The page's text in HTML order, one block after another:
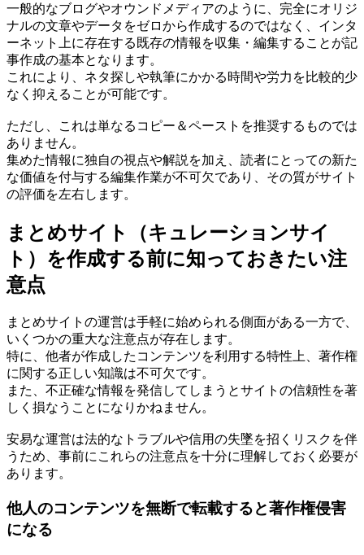
一般的なブログやオウンドメディアのように、完全にオリジ
ナルの文章やデータをゼロから作成するのではなく、インタ
ーネット上に存在する既存の情報を収集・編集することが記
事作成の基本となります。
これにより、ネタ探しや執筆にかかる時間や労力を比較的少
なく抑えることが可能です。
ただし、これは単なるコピー＆ペーストを推奨するものでは
ありません。
集めた情報に独自の視点や解説を加え、読者にとっての新た
な価値を付与する編集作業が不可欠であり、その質がサイト
の評価を左右します。
まとめサイト（キュレーションサイ
ト）を作成する前に知っておきたい注
意点
まとめサイトの運営は手軽に始められる側面がある一方で、
いくつかの重大な注意点が存在します。
特に、他者が作成したコンテンツを利用する特性上、著作権
に関する正しい知識は不可欠です。
また、不正確な情報を発信してしまうとサイトの信頼性を著
しく損なうことになりかねません。
安易な運営は法的なトラブルや信用の失墜を招くリスクを伴
うため、事前にこれらの注意点を十分に理解しておく必要が
あります。
他人のコンテンツを無断で転載すると著作権侵害
になる